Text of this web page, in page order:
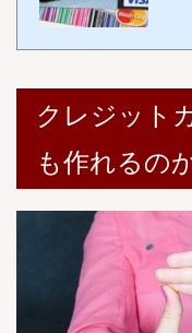
しがち
クレジット
も作れるの